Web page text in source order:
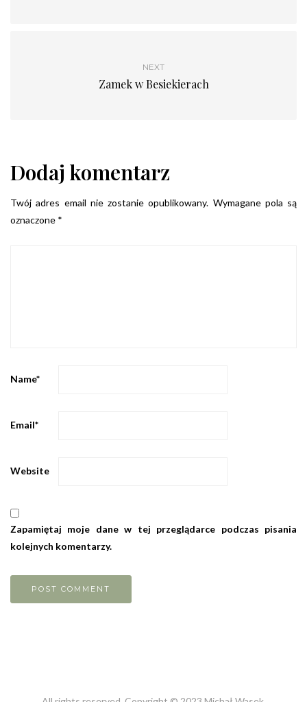
NEXT
Zamek w Besiekierach
Dodaj komentarz
Twój adres email nie zostanie opublikowany. Wymagane pola są
oznaczone *
Name*
Email*
Website
Zapamiętaj moje dane w tej przeglądarce podczas pisania
kolejnych komentarzy.